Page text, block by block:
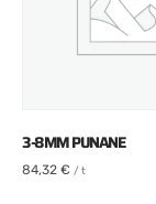
3-8MM PUNANE
84,32 € / t